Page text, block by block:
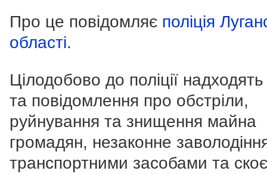
Про це повідомляє поліція
області.
Цілодобово до поліції
та повідомлення про обстріли,
руйнування та знищення майна
громадян, незаконне
транспортними засобами та